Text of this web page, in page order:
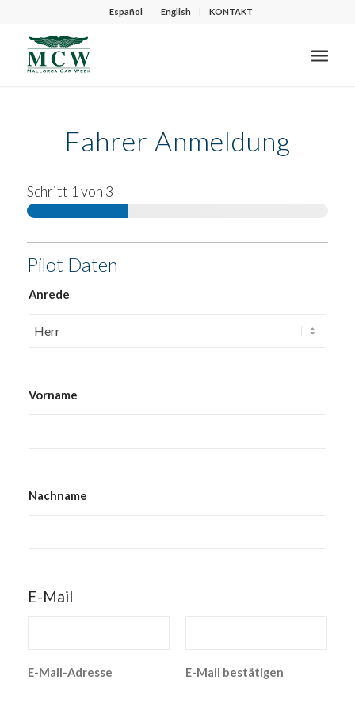
Español English KONTAKT
Fahrer Anmeldung
Schritt 1 von 3
Pilot Daten
Anrede
Vorname
Nachname
E-Mail
E-Mail-Adresse E-Mail bestätigen